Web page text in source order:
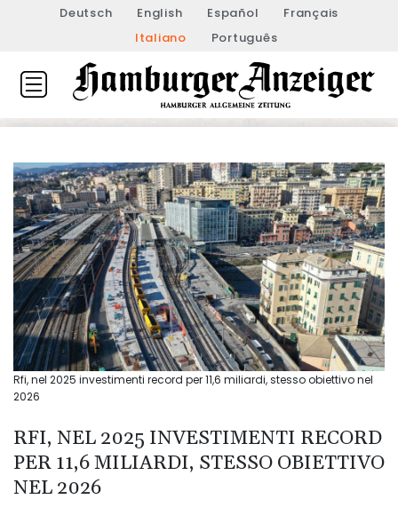
Deutsch English Español
Français
Italiano
Português
Rfi, nel 2025 investimenti record per 11,6 miliardi, stesso obiettivo nel
2026
RFI, NEL 2025 INVESTIMENTI RECORD
PER 11,6 MILIARDI, STESSO OBIETTIVO
NEL 2026